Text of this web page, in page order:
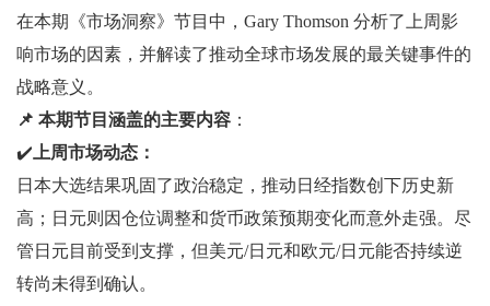
在本期《市场洞察》节目中，Gary Thomson 分析了上周影
响市场的因素，并解读了推动全球市场发展的最关键事件的
战略意义。
📌 本期节目涵盖的主要内容 ：
✔️ 上周市场动态：
日本大选结果巩固了政治稳定，推动日经指数创下历史新
高；日元则因仓位调整和货币政策预期变化而意外走强。尽
管日元目前受到支撑，但美元/日元和欧元/日元能否持续逆
转尚未得到确认。